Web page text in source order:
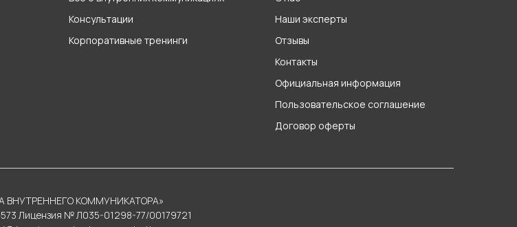
Консультации
Корпоративные тренинги
Наши эксперты
Отзывы
Контакты
Официальная информация
Пользовательское соглашение
Договор оферты
ВНУТРЕННЕГО КОММУНИКАТОРА»
Лицензия № Л035-01298-77/00179721